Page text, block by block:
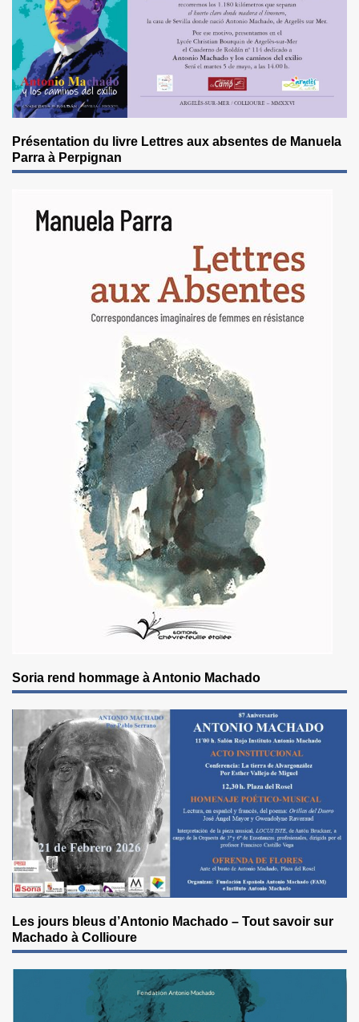
Présentation du livre Lettres aux absentes de Manuela
Parra à Perpignan
Soria rend hommage à Antonio Machado
Les jours bleus d’Antonio Machado – Tout savoir sur
Machado à Collioure